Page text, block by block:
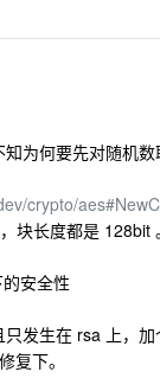
为何要先对随机
crypto/
块长度都是 128bit
安全性
发生在 rsa 上，
复下。